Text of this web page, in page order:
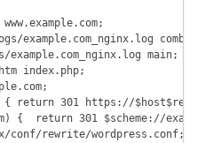
example.com_nginx.log
example.com_nginx.log main;
index.php;
return 301 https://
{  return 301 $scheme://
conf/rewrite/wordpress.conf;